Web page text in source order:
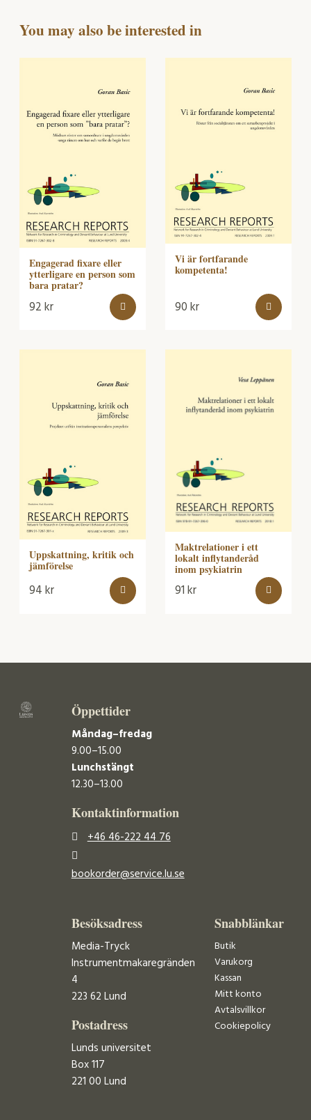
You may also be interested in
Engagerad fixare eller
ytterligare en person som
bara pratar?
92kr
Vi är fortfarande
kompetenta!
90kr
Uppskattning, kritik och
jämförelse
94kr
Maktrelationer i ett
lokalt inflytanderåd
inom psykiatrin
91kr
Öppettider
Måndag–fredag
9.00–15.00
Lunchstängt
12.30–13.00
Kontaktinformation
+46 46-222 44 76
bookorder@service.lu.se
Besöksadress
Media-Tryck
Instrumentmakaregränden
4
223 62 Lund
Postadress
Lunds universitet
Box 117
221 00 Lund
Snabblänkar
Butik
Varukorg
Kassan
Mitt konto
Avtalsvillkor
Cookiepolicy